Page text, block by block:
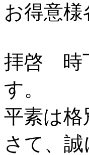
お得意様
拝啓 時
す。
平素は
さて、